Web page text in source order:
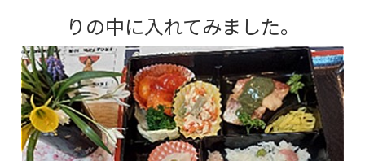
りの中に入れてみました。